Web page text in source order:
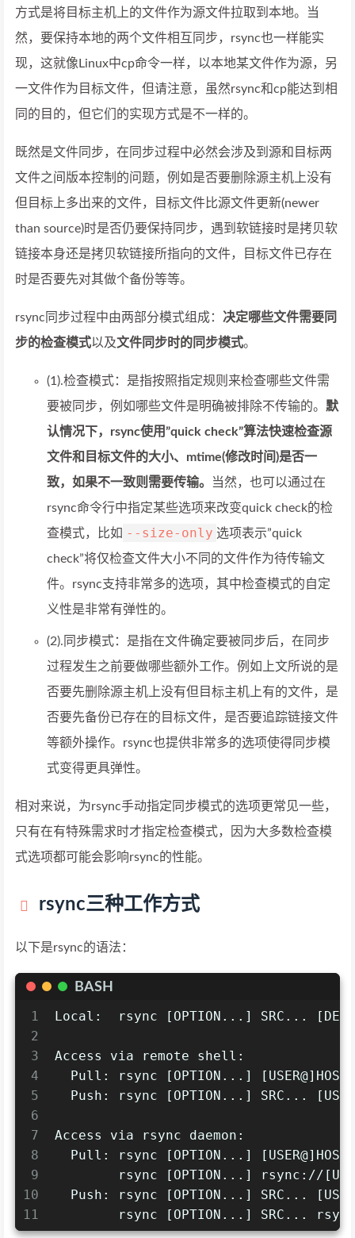
方式是将目标主机上的文件作为源文件拉取到本地。当
然，要保持本地的两个文件相互同步，rsync也一样能实
现，这就像Linux中cp命令一样，以本地某文件作为源，另
一文件作为目标文件，但请注意，虽然rsync和cp能达到相
同的目的，但它们的实现方式是不一样的。
既然是文件同步，在同步过程中必然会涉及到源和目标两
文件之间版本控制的问题，例如是否要删除源主机上没有
但目标上多出来的文件，目标文件比源文件更新(newer
than source)时是否仍要保持同步，遇到软链接时是拷贝软
链接本身还是拷贝软链接所指向的文件，目标文件已存在
时是否要先对其做个备份等等。
rsync同步过程中由两部分模式组成： 决定哪些文件需要同
步的检查模式以及文件同步时的同步模式。
(1).检查模式：是指按照指定规则来检查哪些文件需
要被同步，例如哪些文件是明确被排除不传输的。 默
认情况下，rsync使用”quick check”算法快速检查源
文件和目标文件的大小、mtime(修改时间)是否一
致，如果不一致则需要传输。
当然，也可以通过在
rsync命令行中指定某些选项来改变quick check的检
查模式，比如 --size-only 选项表示”quick
check”将仅检查文件大小不同的文件作为待传输文
件。rsync支持非常多的选项，其中检查模式的自定
义性是非常有弹性的。
(2).同步模式：是指在文件确定要被同步后，在同步
过程发生之前要做哪些额外工作。例如上文所说的是
否要先删除源主机上没有但目标主机上有的文件，是
否要先备份已存在的目标文件，是否要追踪链接文件
等额外操作。rsync也提供非常多的选项使得同步模
式变得更具弹性。
相对来说，为rsync手动指定同步模式的选项更常见一些，
只有在有特殊需求时才指定检查模式，因为大多数检查模
式选项都可能会影响rsync的性能。
rsync三种工作方式
以下是rsync的语法：
BASH
1
2
3
4
5
6
7
8
9
10
11
Local:  rsync [OPTION...] SRC...
Access via remote shell:
Pull: rsync [OPTION...]
Push: rsync [OPTION...] SRC...
Access via rsync daemon:
Pull: rsync [OPTION...]
rsync [OPTION...] rsync://
Push: rsync [OPTION...] SRC...
rsync [OPTION...] SRC...